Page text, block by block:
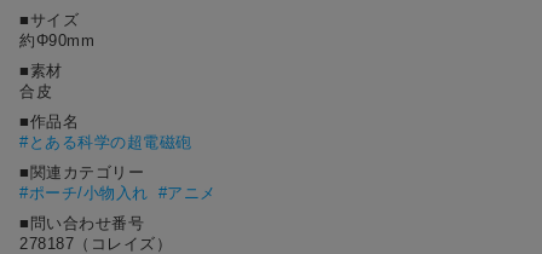
■サイズ
約Φ90mm
■素材
合皮
■作品名
# とある科学の超電磁砲
■関連カテゴリー
#ポーチ/小物入れ #アニメ
■問い合わせ番号
278187（コレイズ）